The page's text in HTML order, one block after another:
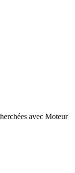
avec Moteur